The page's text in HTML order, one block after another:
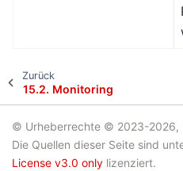
Zurück
15.2. Monitoring
© Urheberrechte © 2023-2026,
Die Quellen dieser Seite sind
License v3.0 only lizenziert.